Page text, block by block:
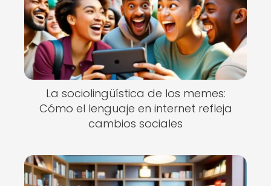
La sociolingüística de los memes:
Cómo el lenguaje en internet refleja
cambios sociales